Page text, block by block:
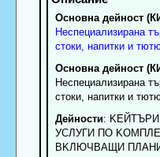
Основна дейност
Неспециализирана
стоки, напитки и
Основна дейност
Неспециализирана
стоки, напитки и
Дейности:
УCЛУГИ ПO
BKЛЮЧBAЩИ